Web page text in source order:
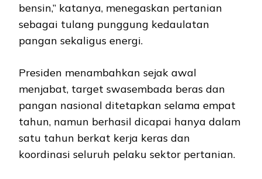
bensin,” katanya, menegaskan pertanian
sebagai tulang punggung kedaulatan
pangan sekaligus energi.
Presiden menambahkan sejak awal
menjabat, target swasembada beras dan
pangan nasional ditetapkan selama empat
tahun, namun berhasil dicapai hanya dalam
satu tahun berkat kerja keras dan
koordinasi seluruh pelaku sektor pertanian.